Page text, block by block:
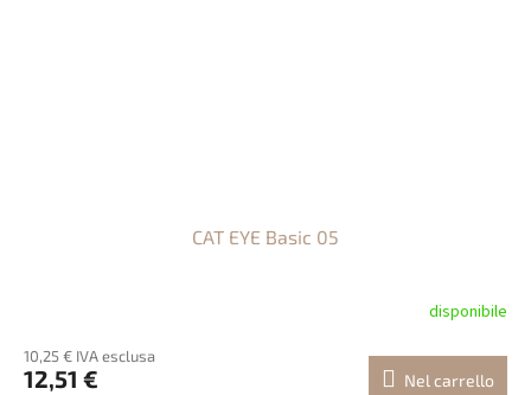
CAT EYE Basic 05
disponibile
10,25 € IVA esclusa
12,51 € Nel carrello